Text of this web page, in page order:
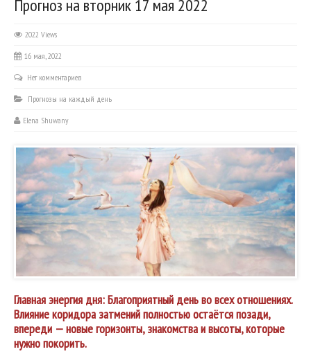
Прогноз на вторник 17 мая 2022
2022 Views
16 мая, 2022
Нет комментариев
Прогнозы на каждый день
Elena Shuwany
Главная энергия дня: Благоприятный день во всех отношениях.
Влияние коридора затмений полностью остаётся позади,
впереди — новые горизонты, знакомства и высоты, которые
нужно покорить.